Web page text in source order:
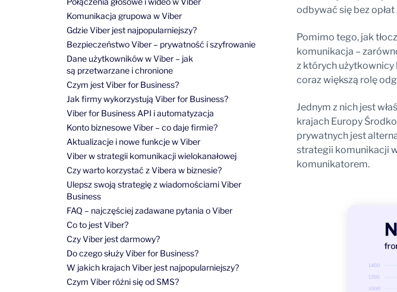
Komunikacja grupowa w Viber
Gdzie Viber jest najpopularniejszy?
Bezpieczeństwo Viber – prywatność i szyfrowanie
Dane użytkowników w Viber – jak
są przetwarzane i chronione
Czym jest Viber for Business?
Jak firmy wykorzystują Viber for Business?
Viber for Business API i automatyzacja
Konto biznesowe Viber – co daje firmie?
Aktualizacje i nowe funkcje w Viber
Viber w strategii komunikacji wielokanałowej
Czy warto korzystać z Vibera w biznesie?
Ulepsz swoją strategię z wiadomościami Viber
Business
FAQ – najczęściej zadawane pytania o Viber
Co to jest Viber?
Czy Viber jest darmowy?
Do czego służy Viber for Business?
W jakich krajach Viber jest najpopularniejszy?
Czym Viber różni się od SMS?
odbywać się bez
Pomimo tego, jak
komunikacja –
z których użytkownicy
coraz większą rolę
Jednym z nich jest
krajach Europy
prywatnych jest
strategii komunikacji
komunikatorem.